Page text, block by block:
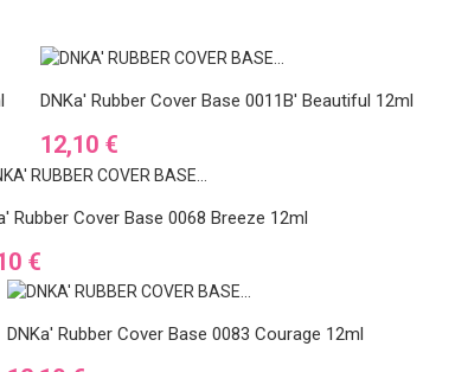
DNKa' Rubber Cover Base 0011B' Beautiful 12ml
Ár
12,10 €
Rubber Cover Base 0068 Breeze 12ml
€
DNKa' Rubber Cover Base 0083 Courage 12ml